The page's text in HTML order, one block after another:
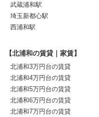
武蔵浦和駅
埼玉新都心駅
西浦和駅
【北浦和の賃貸｜家賃】
北浦和3万円台の賃貸
北浦和4万円台の賃貸
北浦和5万円台の賃貸
北浦和6万円台の賃貸
北浦和7万円台の賃貸